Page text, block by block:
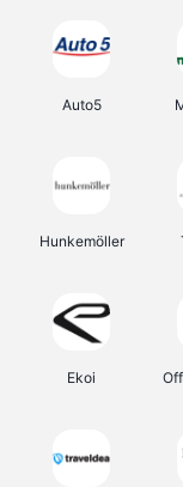
Auto5
Hunkemöller
Ekoi